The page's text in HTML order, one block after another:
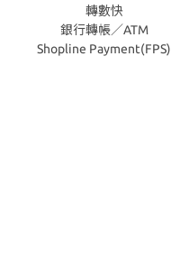
轉數快
銀行轉帳／ATM
Shopline Payment(FPS)